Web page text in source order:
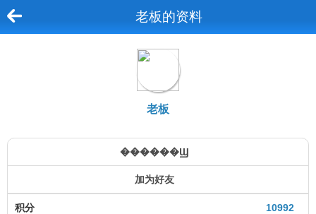
老板的资料
老板
������Ϣ
加为好友
10992
积分